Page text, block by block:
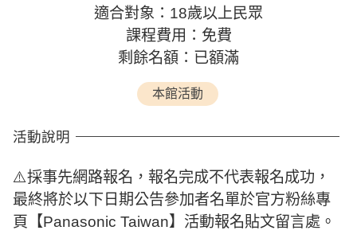
適合對象：18歲以上民眾
課程費用：免費
剩餘名額：已額滿
本館活動
活動說明
⚠️採事先網路報名，報名完成不代表報名成功，
最終將於以下日期公告參加者名單於官方粉絲專
頁【Panasonic Taiwan】活動報名貼文留言處。